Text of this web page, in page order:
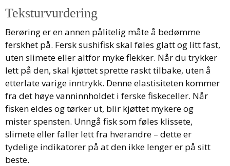
Teksturvurdering
Berøring er en annen pålitelig måte å bedømme
ferskhet på. Fersk sushifisk skal føles glatt og litt fast,
uten slimete eller altfor myke flekker. Når du trykker
lett på den, skal kjøttet sprette raskt tilbake, uten å
etterlate varige inntrykk. Denne elastisiteten kommer
fra det høye vanninnholdet i ferske fiskeceller. Når
fisken eldes og tørker ut, blir kjøttet mykere og
mister spensten. Unngå fisk som føles klissete,
slimete eller faller lett fra hverandre – dette er
tydelige indikatorer på at den ikke lenger er på sitt
beste.